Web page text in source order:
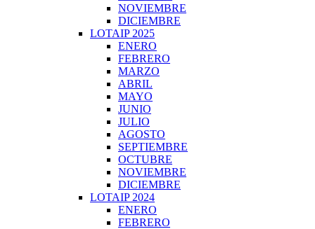
NOVIEMBRE
DICIEMBRE
LOTAIP 2025
ENERO
FEBRERO
MARZO
ABRIL
MAYO
JUNIO
JULIO
AGOSTO
SEPTIEMBRE
OCTUBRE
NOVIEMBRE
DICIEMBRE
LOTAIP 2024
ENERO
FEBRERO